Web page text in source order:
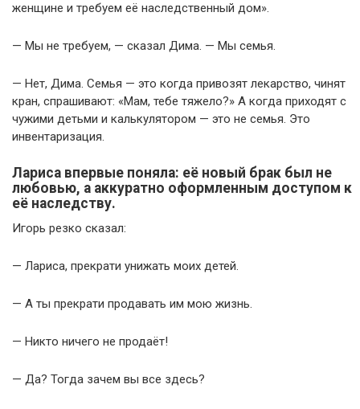
женщине и требуем её наследственный дом».
— Мы не требуем, — сказал Дима. — Мы семья.
— Нет, Дима. Семья — это когда привозят лекарство, чинят
кран, спрашивают: «Мам, тебе тяжело?» А когда приходят с
чужими детьми и калькулятором — это не семья. Это
инвентаризация.
Лариса впервые поняла: её новый брак был не
любовью, а аккуратно оформленным доступом к
её наследству.
Игорь резко сказал:
— Лариса, прекрати унижать моих детей.
— А ты прекрати продавать им мою жизнь.
— Никто ничего не продаёт!
— Да? Тогда зачем вы все здесь?